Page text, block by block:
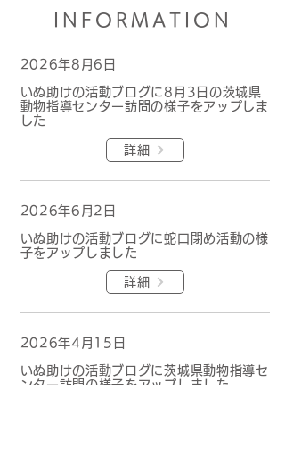
INFORMATION
2026年8月6日
いぬ助けの活動ブログに8月3日の茨城県
動物指導センター訪問の様子をアップしま
した
詳細
2026年6月2日
いぬ助けの活動ブログに蛇口閉め活動の様
子をアップしました
詳細
2026年4月15日
いぬ助けの活動ブログに茨城県動物指導セ
ンター訪問の様子をアップしました